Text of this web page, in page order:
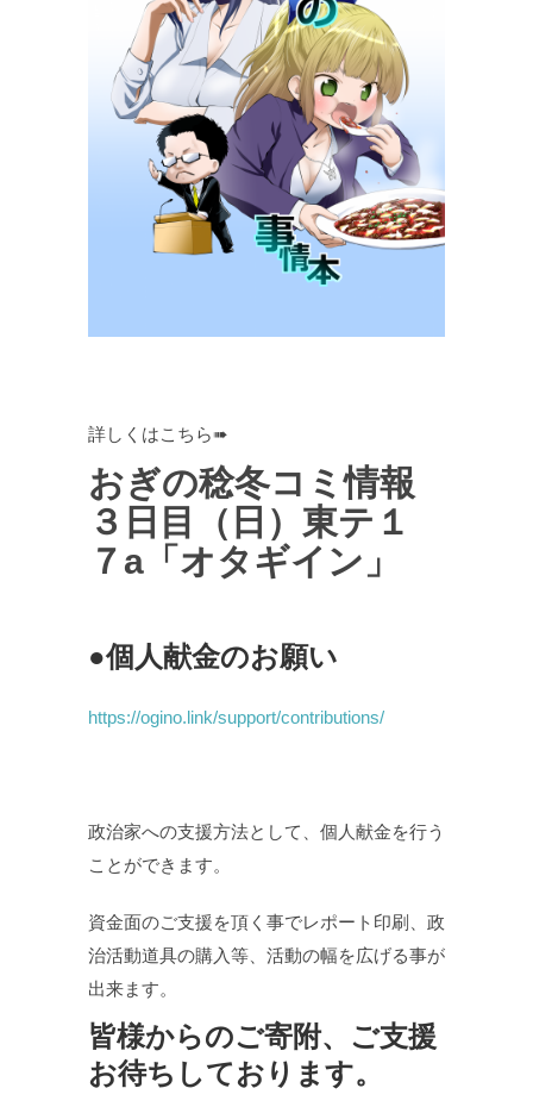
詳しくはこちら➠
おぎの稔冬コミ情報
３日目（日）東テ１
７a「オタギイン」
●個人献金のお願い
https://ogino.link/support/contributions/
政治家への支援方法として、個人献金を行う
ことができます。
資金面のご支援を頂く事でレポート印刷、政
治活動道具の購入等、活動の幅を広げる事が
出来ます。
皆様からのご寄附、ご支援
お待ちしております。